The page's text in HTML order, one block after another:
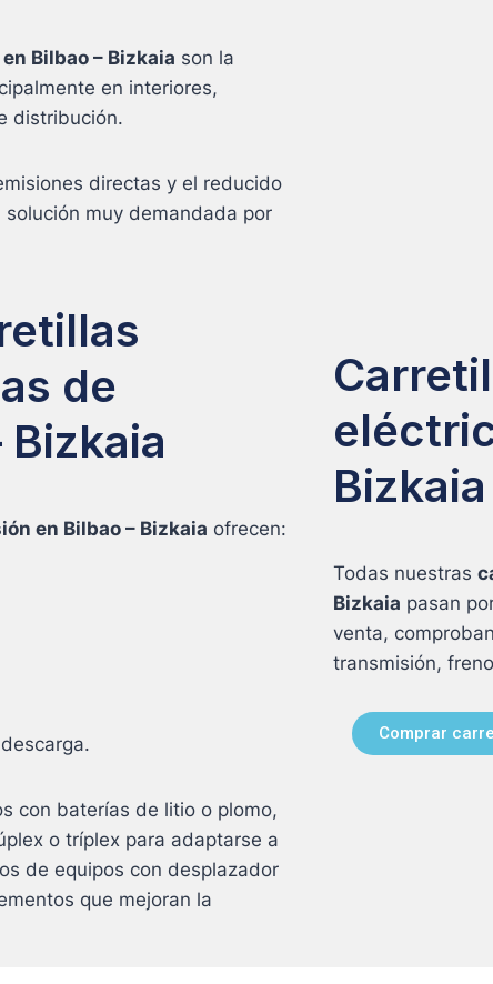
Bilbao – Bizkaia son la
en interiores,
distribución.
directas y el reducido
muy demandada por
de
en Bilbao – Bizkaia ofrecen:
con baterías de litio o plomo,
o tríplex para adaptarse a
de equipos con desplazador
que mejoran la
Bizkaia
Todas nuestras
Bizkaia pasan
venta,
transmisión,
Comprar